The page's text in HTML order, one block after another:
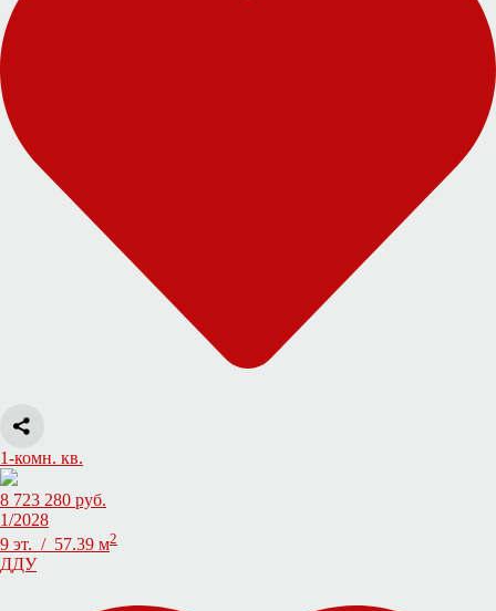
1-комн. кв.
8 723 280 руб.
1/2028
9 эт. / 57.39 м2
ДДУ